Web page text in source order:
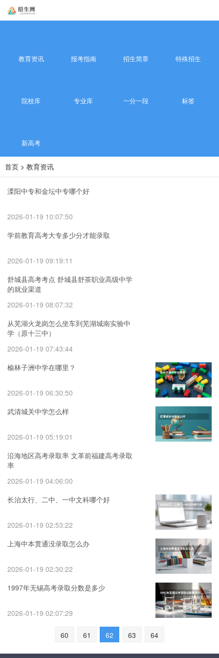
教育资讯 报考指南 招生简章 特殊招生
院校库 专业库 一分一段 标签
新高考
首页 > 教育资讯
溧阳中专和金坛中专哪个好
2026-01-19 10:07:50
学前教育高考大专多少分才能录取
2026-01-19 09:19:11
舒城县高考考点 舒城县舒茶职业高级中学
的就业渠道
2026-01-19 08:07:32
从芜湖火龙岗怎么坐车到芜湖城南实验中
学（原十三中）
2026-01-19 07:43:44
榆林子洲中学在哪里？
2026-01-19 06:30:50
武清城关中学怎么样
2026-01-19 05:19:01
沿海地区高考录取率 文革前福建高考录取
率
2026-01-19 04:06:00
长治太行、二中、一中文科哪个好
2026-01-19 02:53:22
上海中本贯通没录取怎么办
2026-01-19 02:30:22
1997年无锡高考录取分数是多少
2026-01-19 02:07:29
60 61 62 63 64